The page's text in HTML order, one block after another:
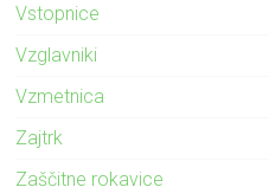
Vstopnice
Vzglavniki
Vzmetnica
Zajtrk
Zaščitne rokavice